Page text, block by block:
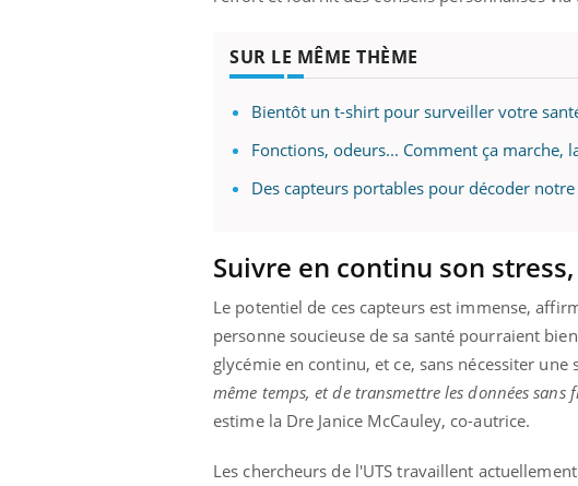
SUR LE MÊME THÈME
Bientôt un t-shirt pour surveiller votre
Fonctions, odeurs... Comment ça marche,
Des capteurs portables pour décoder
Suivre en continu son
Le potentiel de ces capteurs est immense,
personne soucieuse de sa santé pourraient
glycémie en continu, et ce, sans nécessiter une
même temps, et de transmettre les données
estime la Dre Janice McCauley, co-autrice.
Les chercheurs de l'UTS travaillent